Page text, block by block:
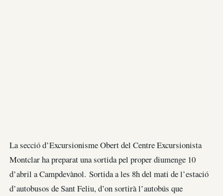
La secció d’Excursionisme Obert del Centre Excursionista
Montclar ha preparat una sortida pel proper diumenge 10
d’abril a Campdevànol. Sortida a les 8h del mati de l’estació
d’autobusos de Sant Feliu, d’on sortirà l’autobús que